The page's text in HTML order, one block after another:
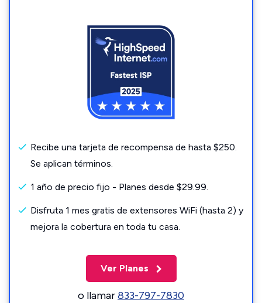
Recibe una tarjeta de recompensa de hasta $250.
Se aplican términos.
1 año de precio fijo - Planes desde $29.99.
Disfruta 1 mes gratis de extensores WiFi (hasta 2) y
mejora la cobertura en toda tu casa.
Ver Planes
o llamar833-797-7830